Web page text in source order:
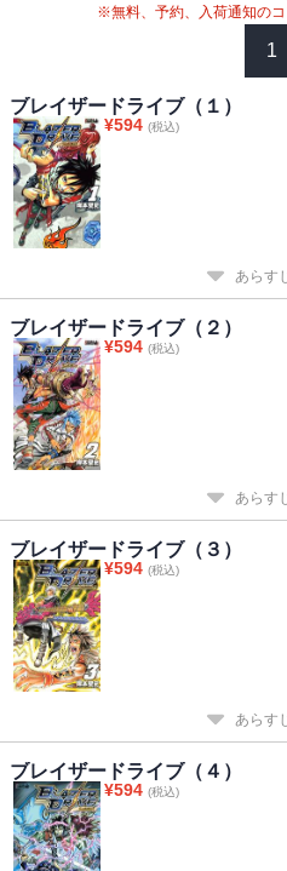
※無料、予約、入荷通知のコ
1
ブレイザードライブ（１）
¥594 (税込)
あらす
ブレイザードライブ（２）
¥594 (税込)
あらす
ブレイザードライブ（３）
¥594 (税込)
あらす
ブレイザードライブ（４）
¥594 (税込)